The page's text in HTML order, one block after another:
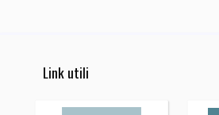
Link utili